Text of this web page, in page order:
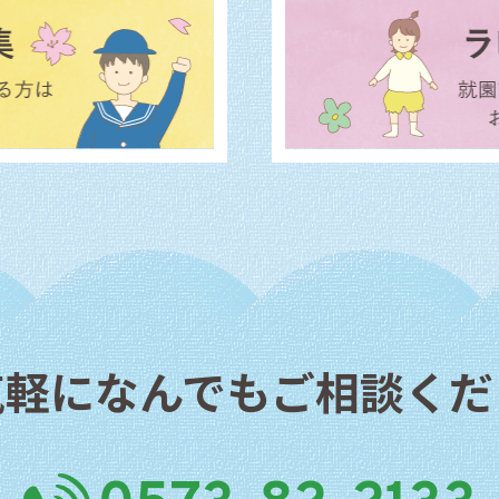
になんでもご相談く